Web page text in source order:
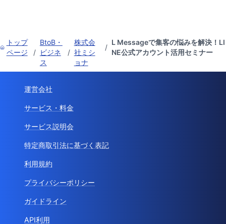
トップ
ページ
/
BtoB・
ビジネ
ス
/
株式会
社ミシ
ョナ
/
L Messageで集客の悩みを解決！LI
NE公式アカウント活用セミナー
運営会社
サービス・料金
サービス説明会
特定商取引法に基づく表記
利用規約
プライバシーポリシー
ガイドライン
API利用